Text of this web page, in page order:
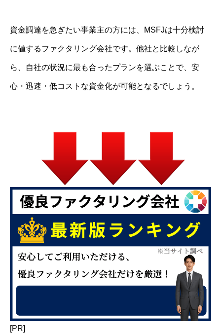
資金調達を急ぎたい事業主の方には、MSFJは十分検討
に値するファクタリング会社です。他社と比較しなが
ら、自社の状況に最も合ったプランを選ぶことで、安
心・迅速・低コストな資金化が可能となるでしょう。
[PR]